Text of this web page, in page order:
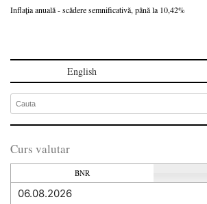
Inflația anuală - scădere semnificativă, până la 10,42%
English
Curs valutar
BNR
06.08.2026